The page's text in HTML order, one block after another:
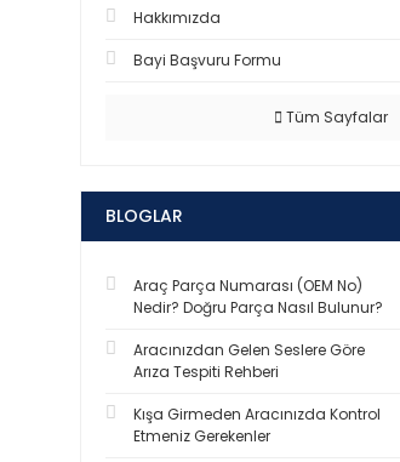
Hakkımızda
Bayi Başvuru Formu
Tüm Sayfalar
BLOGLAR
Araç Parça Numarası (OEM No)
Nedir? Doğru Parça Nasıl Bulunur?
Aracınızdan Gelen Seslere Göre
Arıza Tespiti Rehberi
Kışa Girmeden Aracınızda Kontrol
Etmeniz Gerekenler